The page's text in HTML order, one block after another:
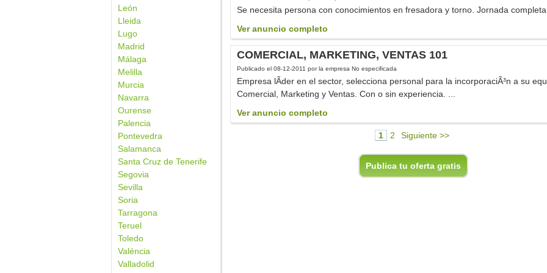
León
Lleida
Lugo
Madrid
Málaga
Melilla
Murcia
Navarra
Ourense
Palencia
Pontevedra
Salamanca
Santa Cruz de Tenerife
Segovia
Sevilla
Soria
Tarragona
Teruel
Toledo
Valéncia
Valladolid
Se necesita persona con conocimientos en fresadora y torno. Jornada
Ver anuncio completo
COMERCIAL, MARKETING, VENTAS 101
Publicado el 08-12-2011 por la empresa No especificada
Empresa lÃ­der en el sector, selecciona personal para la incorporaciÃ³n a su
Comercial, Marketing y Ventas. Con o sin experiencia. ...
Ver anuncio completo
1 2 Siguiente >>
Publica tu oferta gratis